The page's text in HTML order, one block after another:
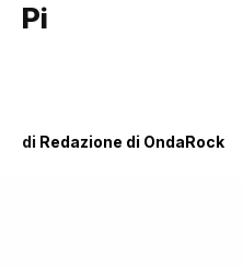
Pi
di Redazione di OndaRock